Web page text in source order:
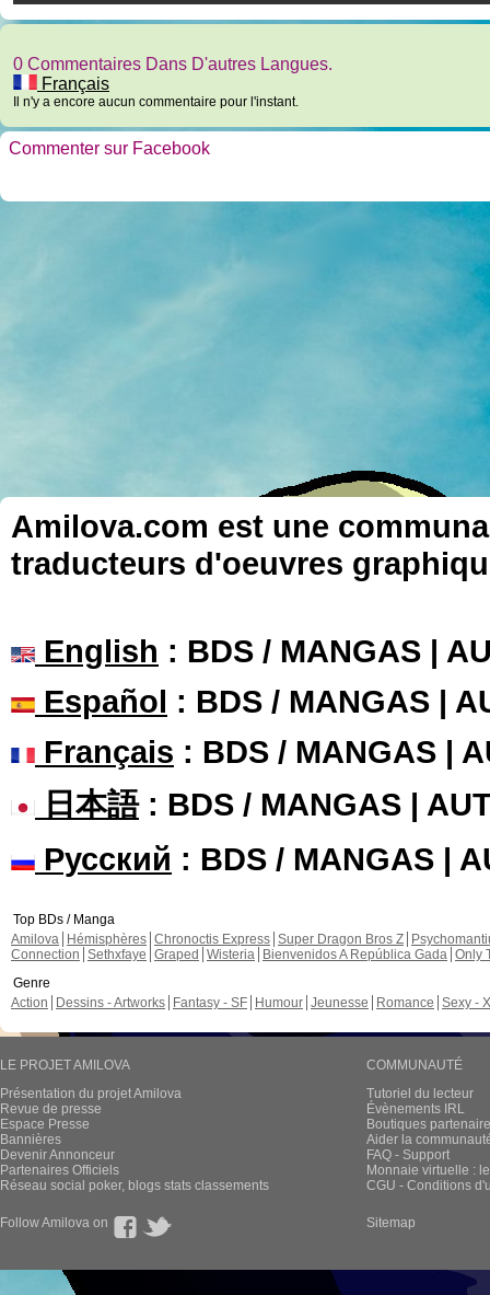
0 Commentaires Dans D'autres Langues.
Français
Il n'y a encore aucun commentaire pour l'instant.
Commenter sur Facebook
Amilova.com est une
traducteurs d'oeuvres
English : BDS / MANGAS |
Español : BDS / MANGAS |
Français : BDS / MANGAS |
日本語: BDS / MANGAS |
Русский : BDS / MANGAS |
Top BDs / Manga
Amilova
Hémisphères Chronoctis Express Super Dragon Bros Z
Connection Sethxfaye Graped Wisteria Bienvenidos A República Gada Only
Genre
Action
Dessins - Artworks Fantasy - SF Humour Jeunesse Romance Sexy -
LE PROJET AMILOVA
Présentation du projet Amilova
Revue de presse
Espace Presse
Bannières
Devenir Annonceur
Partenaires Officiels
Réseau social poker, blogs stats classements
COMMUNAUTÉ
Tutoriel du lecteur
Évènements IRL
Boutiques
Aider la
FAQ - Support
Monnaie virtuelle :
CGU - Conditions
Follow Amilova on Sitemap